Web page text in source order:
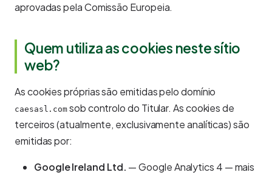
aprovadas pela Comissão Europeia.
Quem utiliza as cookies neste sítio
web?
As cookies próprias são emitidas pelo domínio
caesasl.com sob controlo do Titular. As cookies de
terceiros (atualmente, exclusivamente analíticas) são
emitidas por:
Google Ireland Ltd. — Google Analytics 4 — mais